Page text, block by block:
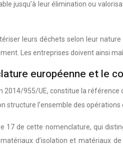
jusqu’à leur élimination ou
leurs déchets selon leur
Les entreprises doivent ainsi
européenne et le
2014/955/UE, constitue la
l’ensemble des opérations
17 de cette nomenclature, qui
d’isolation et matériaux